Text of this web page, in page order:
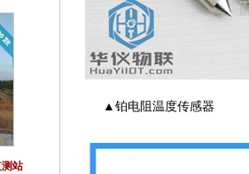
▲铂电阻温度传感器
站